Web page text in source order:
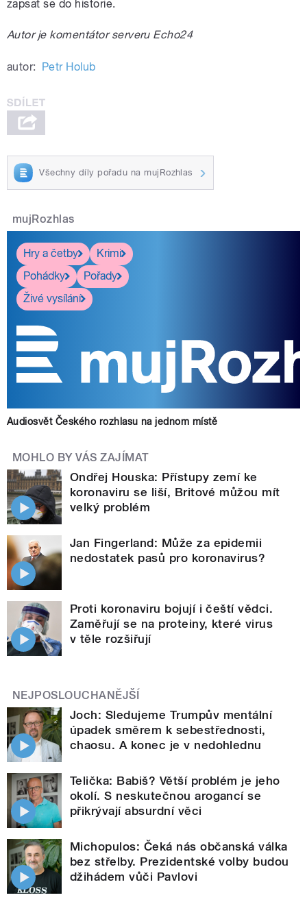
zapsat se do historie.
Autor je komentátor serveru Echo24
autor: Petr Holub
Všechny díly pořadu na mujRozhlas
mujRozhlas
Hry a četby
Krimi
Pohádky
Pořady
Živé vysílání
Audiosvět Českého rozhlasu na jednom místě
MOHLO BY VÁS ZAJÍMAT
Ondřej Houska: Přístupy zemí ke
koronaviru se liší, Britové můžou mít
velký problém
Jan Fingerland: Může za epidemii
nedostatek pasů pro koronavirus?
Proti koronaviru bojují i čeští vědci.
Zaměřují se na proteiny, které virus
v těle rozšiřují
NEJPOSLOUCHANĚJŠÍ
Joch: Sledujeme Trumpův mentální
úpadek směrem k sebestřednosti,
chaosu. A konec je v nedohlednu
Telička: Babiš? Větší problém je jeho
okolí. S neskutečnou arogancí se
přikrývají absurdní věci
Michopulos: Čeká nás občanská válka
bez střelby. Prezidentské volby budou
džihádem vůči Pavlovi